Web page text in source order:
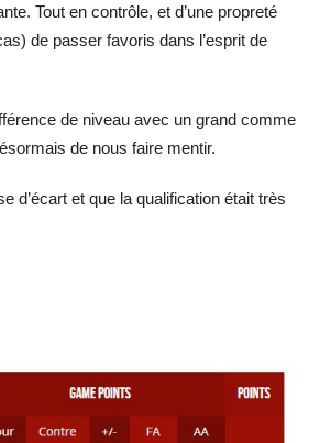
Tout en contrôle, et d’une propreté
de passer favoris dans l’esprit de
de niveau avec un grand comme
de nous faire mentir.
d’écart et que la qualification était très